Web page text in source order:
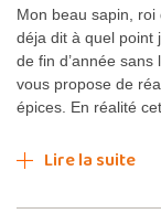
Mon beau sapin,
déja dit à quel point
de fin d’année sans
vous propose de
épices. En réalité
Lire la suite